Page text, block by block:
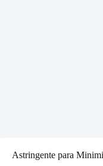
Astringente para